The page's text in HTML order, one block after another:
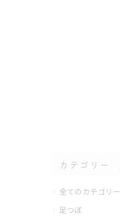
カテゴリー
全てのカテゴリー
足つぼ